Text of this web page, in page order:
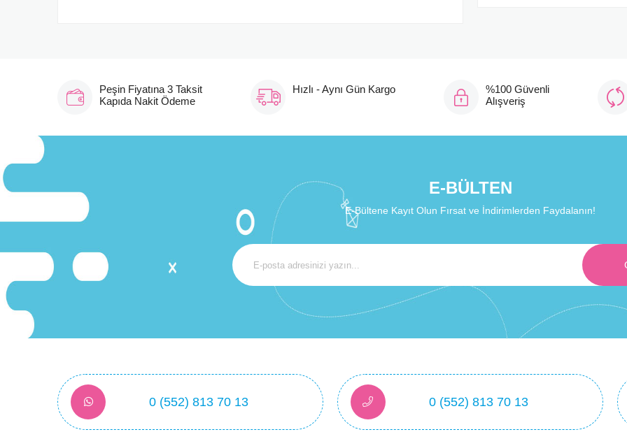
Philips Avent SCF798/02
Peşin Fiyatına 3 Taksit
Kapıda Nakit Ödeme
Hızlı - Aynı Gün Kargo
%100 Güvenli
Alışveriş
E-BÜLTEN
E-Bültene Kayıt Olun Fırsat ve İndirimlerden Faydalanın!
0 (552) 813 70 13 0 (552) 813 70 13